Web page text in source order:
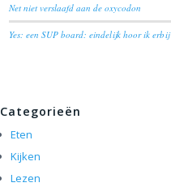
Net niet verslaafd aan de oxycodon
Yes: een SUP board: eindelijk hoor ik erbij
Categorieën
Eten
Kijken
Lezen